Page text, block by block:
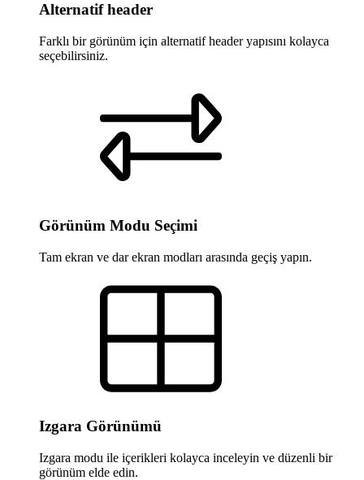
Alternatif header
Farklı bir görünüm için alternatif header yapısını kolayca
seçebilirsiniz.
Görünüm Modu Seçimi
Tam ekran ve dar ekran modları arasında geçiş yapın.
Izgara Görünümü
Izgara modu ile içerikleri kolayca inceleyin ve düzenli bir
görünüm elde edin.